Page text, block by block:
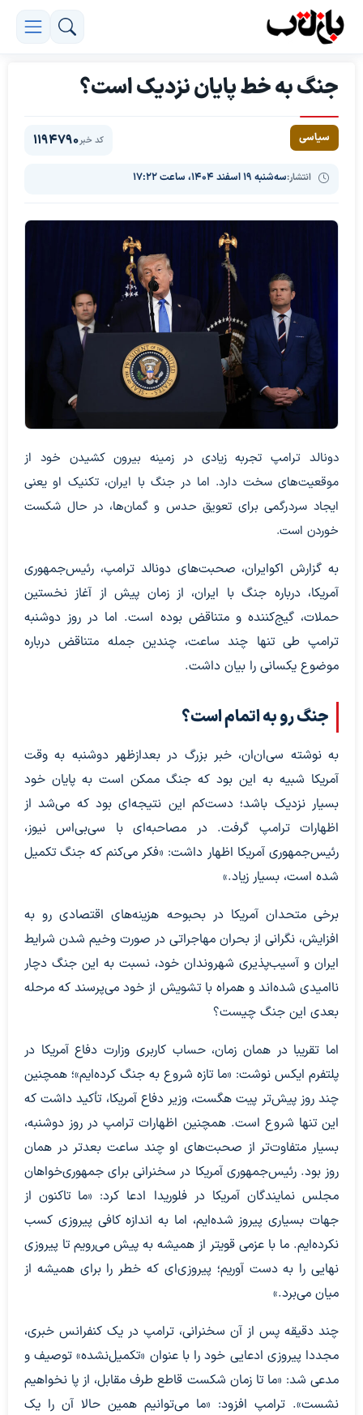
جنگ به خط پایان نزدیک است؟
سیاسی
انتشار:سه‌شنبه ۱۹ اسفند ۱۴۰۴، ساعت ۱۷:۲۲
کد خبر1194790
دونالد ترامپ تجربه زیادی در زمینه بیرون کشیدن خود از
موقعیت‌های سخت دارد. اما در جنگ با ایران، تکنیک او یعنی
ایجاد سردرگمی برای تعویق حدس و گمان‌ها، در حال شکست
خوردن است.
به گزارش اکوایران، صحبت‌های دونالد ترامپ، رئیس‌جمهوری
آمریکا، درباره جنگ با ایران، از زمان پیش از آغاز نخستین
حملات، گیج‌کننده و متناقض بوده است. اما در روز دوشنبه
ترامپ طی تنها چند ساعت، چندین جمله متناقض درباره
موضوع یکسانی را بیان داشت.
جنگ رو به اتمام است؟
به نوشته سی‌ان‌ان، خبر بزرگ در بعدازظهر دوشنبه به وقت
آمریکا شبیه به این بود که جنگ ممکن است به پایان خود
بسیار نزدیک باشد؛ دست‌کم این نتیجه‌ای بود که می‌شد از
اظهارات ترامپ گرفت. در مصاحبه‌ای با سی‌بی‌اس نیوز،
رئیس‌جمهوری آمریکا اظهار داشت: «فکر می‌کنم که جنگ تکمیل
شده است، بسیار زیاد.»
برخی متحدان آمریکا در بحبوحه هزینه‌های اقتصادی رو به
افزایش، نگرانی از بحران مهاجراتی در صورت وخیم شدن شرایط
ایران و آسیب‌پذیری شهروندان خود، نسبت به این جنگ دچار
ناامیدی شده‌اند و همراه با تشویش از خود می‌پرسند که مرحله
بعدی این جنگ چیست؟
اما تقریبا در همان زمان، حساب کاربری وزارت دفاع آمریکا در
پلتفرم ایکس نوشت: «ما تازه شروع به جنگ کرده‌ایم»؛ همچنین
چند روز پیش‌تر پیت هگست، وزیر دفاع آمریکا، تأکید داشت که
این تنها شروع است. همچنین اظهارات ترامپ در روز دوشنبه،
بسیار متفاوت‌تر از صحبت‌های او چند ساعت بعدتر در همان
روز بود. رئیس‌جمهوری آمریکا در سخنرانی برای جمهوری‌خواهان
مجلس نمایندگان آمریکا در فلوریدا ادعا کرد: «ما تاکنون از
جهات بسیاری پیروز شده‌ایم، اما به اندازه کافی پیروزی کسب
نکرده‌ایم. ما با عزمی قوی‎تر از همیشه به پیش می‌رویم تا پیروزی
نهایی را به دست آوریم؛ پیروزی‌ای که خطر را برای همیشه از
میان می‌برد.»
چند دقیقه پس از آن سخنرانی، ترامپ در یک کنفرانس خبری،
مجددا پیروزی ادعایی خود را با عنوان «تکمیل‌‎نشده» توصیف و
مدعی شد: «ما تا زمان شکست قاطع طرف مقابل، از پا نخواهیم
نشست». ترامپ افزود: «ما می‌توانیم همین حالا آن را یک